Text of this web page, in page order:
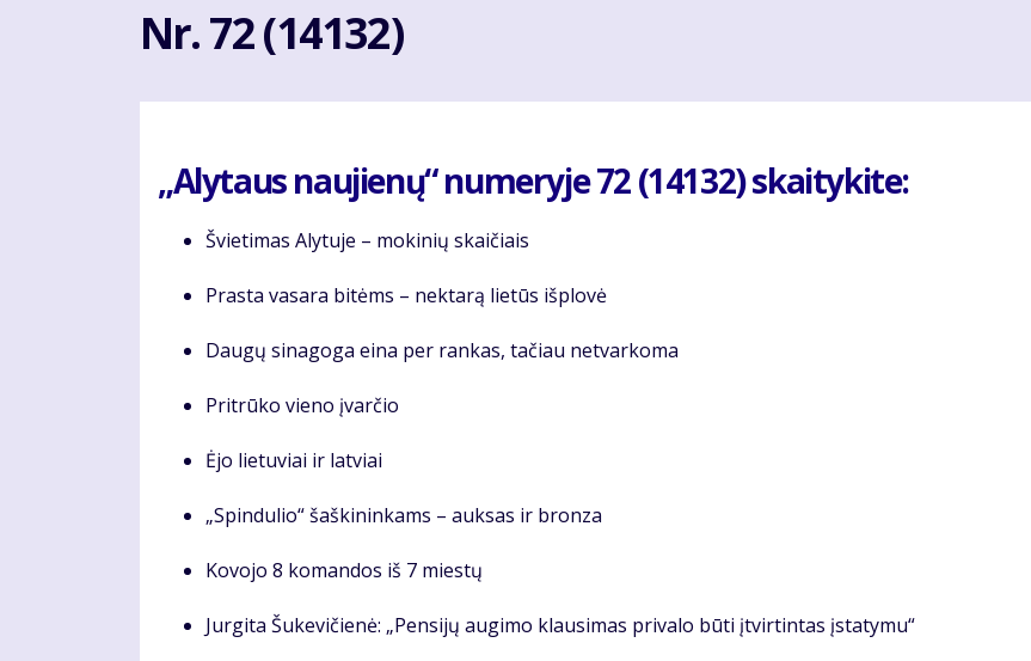
Nr. 72 (14132)
„Alytaus naujienų“ numeryje 72 (14132) skaitykite:
Švietimas Alytuje – mokinių skaičiais
Prasta vasara bitėms – nektarą lietūs išplovė
Daugų sinagoga eina per rankas, tačiau netvarkoma
Pritrūko vieno įvarčio
Ėjo lietuviai ir latviai
„Spindulio“ šaškininkams – auksas ir bronza
Kovojo 8 komandos iš 7 miestų
Jurgita Šukevičienė: „Pensijų augimo klausimas privalo būti įtvirtintas įstatymu“